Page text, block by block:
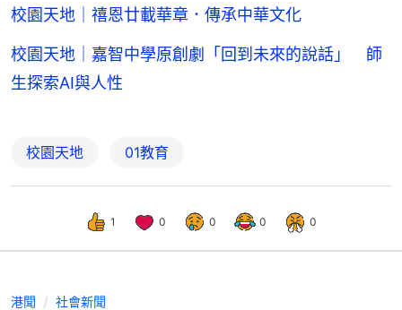
校園天地｜禧恩廿載華章．傳承中華文化
校園天地｜嘉智中學原創劇「回到未來的說話」 師
生探索AI與人性
校園天地 01教育
1 0 0 0 0
港聞 社會新聞